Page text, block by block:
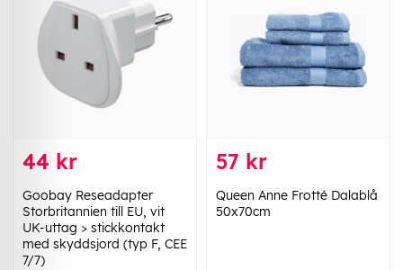
44 kr
Goobay Reseadapter
Storbritannien till EU, vit
UK-uttag > stickkontakt
med skyddsjord (typ F, CEE
7/7)
57 kr
Queen Anne Frotté Dalablå
50x70cm